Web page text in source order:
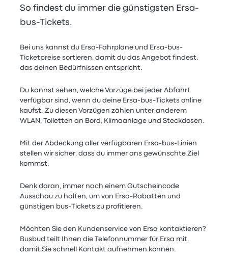
So findest du immer die günstigsten Ersa-
bus-Tickets.
Bei uns kannst du Ersa-Fahrpläne und Ersa-bus-
Ticketpreise sortieren, damit du das Angebot findest,
das deinen Bedürfnissen entspricht.
Du kannst sehen, welche Vorzüge bei jeder Abfahrt
verfügbar sind, wenn du deine Ersa-bus-Tickets online
kaufst. Zu diesen Vorzügen zählen unter anderem
WLAN, Toiletten an Bord, Klimaanlage und Steckdosen.
Mit der Abdeckung aller verfügbaren Ersa-bus-Linien
stellen wir sicher, dass du immer ans gewünschte Ziel
kommst.
Denk daran, immer nach einem Gutscheincode
Ausschau zu halten, um von Ersa-Rabatten und
günstigen bus-Tickets zu profitieren.
Möchten Sie den Kundenservice von Ersa kontaktieren?
Busbud teilt Ihnen die Telefonnummer für Ersa mit,
damit Sie schnell Kontakt aufnehmen können.